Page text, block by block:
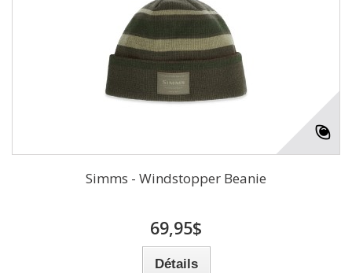
Simms - Windstopper Beanie
69,95$
Détails